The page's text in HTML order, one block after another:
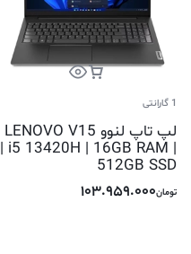
1 گارانتی
لپ تاپ لنوو LENOVO V15
| i5 13420H | 16GB RAM |
512GB SSD
تومان103.959.000